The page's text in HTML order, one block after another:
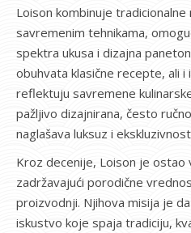
Loison kombinuje
savremenim tehnikama,
spektra ukusa i dizajna
obuhvata klasične recepte, ali
reflektuju savremene
pažljivo dizajnirana, često
naglašava luksuz i
Kroz decenije, Loison je ostao
zadržavajući porodične
proizvodnji. Njihova misija je
iskustvo koje spaja tradiciju,